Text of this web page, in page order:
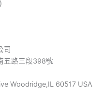
司
五路三段398號
Woodridge,IL 60517 USA